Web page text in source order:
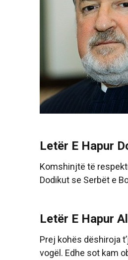
Letër E Hapur
Komshinjtë të
Dodikut se Serbët e
Letër E Hapur
Prej kohës dëshiroja
vogël. Edhe sot kam